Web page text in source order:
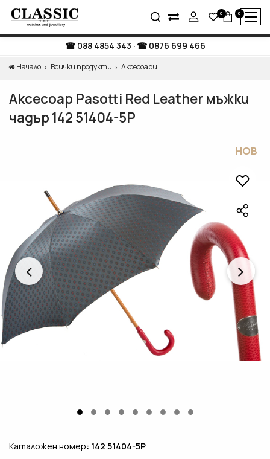
0 0
088 4854 343 · 0876 699 466
Начало Всички продукти Аксесоари
Аксесоар Pasotti Red Leather мъжки
чадър 142 51404-5P
НОВ
Каталожен номер: 142 51404-5P